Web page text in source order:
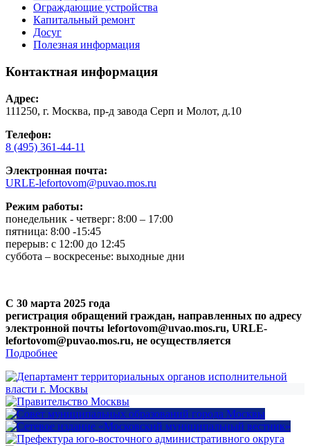
Ограждающие устройства
Капитальный ремонт
Досуг
Полезная информация
Контактная информация
Адрес:
111250, г. Москва, пр-д завода Серп и Молот, д.10
Телефон:
8 (495) 361-44-11
Электронная почта:
URLE-lefortovom@puvao.mos.ru
Режим работы:
понедельник - четверг: 8:00 – 17:00
пятница: 8:00 -15:45
перерыв: с 12:00 до 12:45
суббота – воскресенье: выходные дни
С 30 марта 2025 года
регистрация обращений граждан, направленных по адресу
электронной почты lefortovom@uvao.mos.ru, URLE-
lefortovom@puvao.mos.ru, не осуществляется
Подробнее